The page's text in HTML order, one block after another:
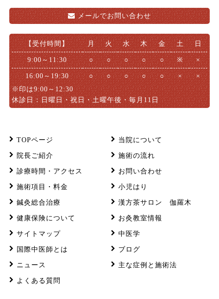
メールでお問い合わせ
【受付時間】 月 火 水 木 金 土 日
9:00～11:30 ○ ○ ○ ○ ○ ※ ×
16:00～19:30 ○ ○ ○ ○ ○ ×
×
※印は9:00～12:30
休診日：日曜日・祝日・土曜午後・毎月11日
TOPページ 当院について
院長ご紹介 施術の流れ
診療時間・アクセス お問い合わせ
施術項目・料金 小児はり
鍼灸総合治療 漢方茶サロン 伽羅木
健康保険について お灸教室情報
サイトマップ 中医学
国際中医師とは ブログ
ニュース 主な症例と施術法
よくある質問